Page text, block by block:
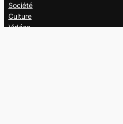
Société
Culture
Vidéos